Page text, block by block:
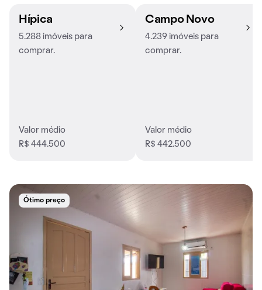
Hípica
5.288 imóveis para
comprar.
Valor médio
R$ 444.500
Campo Novo
4.239 imóveis para
comprar.
Valor médio
R$ 442.500
Ótimo preço